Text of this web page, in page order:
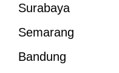
Surabaya
Semarang
Bandung